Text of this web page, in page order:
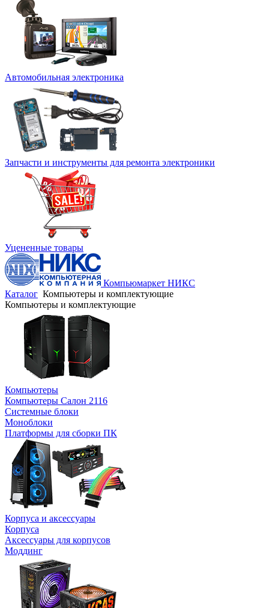
Автомобильная электроника
Запчасти и инструменты для ремонта электроники
Уцененные товары
Компьюмаркет НИКС
Каталог Компьютеры и комплектующие
Компьютеры и комплектующие
Компьютеры
Компьютеры Салон 2116
Системные блоки
Моноблоки
Платформы для сборки ПК
Корпуса и аксессуары
Корпуса
Аксессуары для корпусов
Моддинг